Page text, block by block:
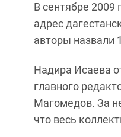
В сентябре
адрес
авторы назвали
Надира Исаева
главного
Магомедов. За
что весь